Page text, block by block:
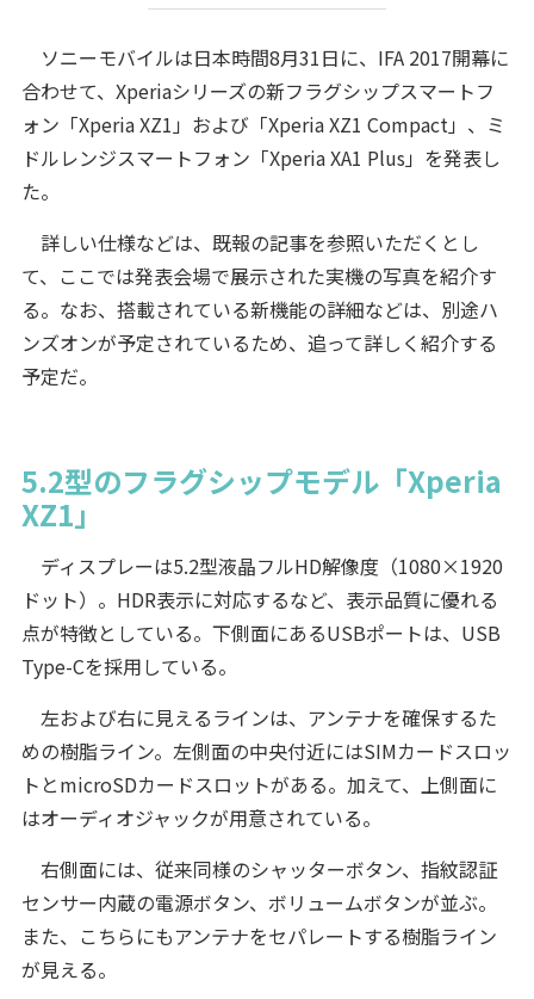
ソニーモバイルは日本時間8月31日に、IFA 2017開幕に
合わせて、Xperiaシリーズの新フラグシップスマートフ
ォン「Xperia XZ1」および「Xperia XZ1 Compact」、ミ
ドルレンジスマートフォン「Xperia XA1 Plus」を発表し
た。
詳しい仕様などは、既報の記事を参照いただくとし
て、ここでは発表会場で展示された実機の写真を紹介す
る。なお、搭載されている新機能の詳細などは、別途ハ
ンズオンが予定されているため、追って詳しく紹介する
予定だ。
5.2型のフラグシップモデル「Xperia
XZ1」
ディスプレーは5.2型液晶フルHD解像度（1080×1920
ドット）。HDR表示に対応するなど、表示品質に優れる
点が特徴としている。下側面にあるUSBポートは、USB
Type-Cを採用している。
左および右に見えるラインは、アンテナを確保するた
めの樹脂ライン。左側面の中央付近にはSIMカードスロッ
トとmicroSDカードスロットがある。加えて、上側面に
はオーディオジャックが用意されている。
右側面には、従来同様のシャッターボタン、指紋認証
センサー内蔵の電源ボタン、ボリュームボタンが並ぶ。
また、こちらにもアンテナをセパレートする樹脂ライン
が見える。